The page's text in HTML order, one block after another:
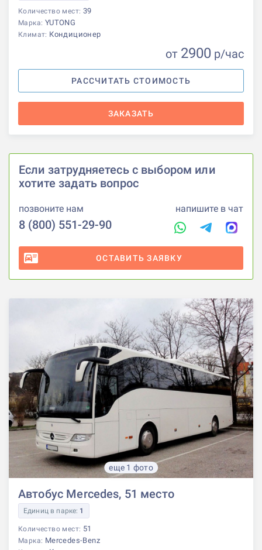
Количество мест: 39
Марка: YUTONG
Климат: Кондиционер
от 2900 р/час
РАССЧИТАТЬ СТОИМОСТЬ
ЗАКАЗАТЬ
еще 1 фото
Автобус Mercedes, 51 место
Единиц в парке: 1
Количество мест: 51
Марка: Mercedes-Benz
Если затрудняетесь с выбором или
хотите задать вопрос
позвоните нам
8 (800) 551-29-90
напишите в чат
ОСТАВИТЬ ЗАЯВКУ